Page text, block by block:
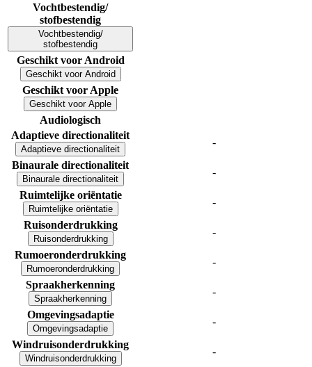
Vochtbestendig/
stofbestendig
Vochtbestendig/
stofbestendig
Geschikt voor Android
Geschikt voor Android
Geschikt voor Apple
Geschikt voor Apple
Audiologisch
Adaptieve directionaliteit
Adaptieve directionaliteit
-
Binaurale directionaliteit
Binaurale directionaliteit
-
Ruimtelijke oriëntatie
Ruimtelijke oriëntatie
-
Ruisonderdrukking
Ruisonderdrukking
-
Rumoeronderdrukking
Rumoeronderdrukking
-
Spraakherkenning
Spraakherkenning
-
Omgevingsadaptie
Omgevingsadaptie
-
Windruisonderdrukking
Windruisonderdrukking
-